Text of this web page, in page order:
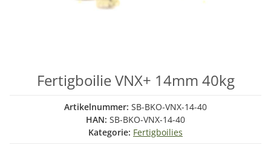
Fertigboilie VNX+ 14mm 40kg
Artikelnummer: SB-BKO-VNX-14-40
HAN: SB-BKO-VNX-14-40
Kategorie: Fertigboilies